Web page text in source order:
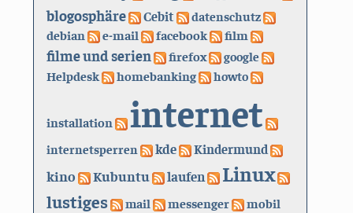
blogosphäre Cebit datenschutz
debian e-mail facebook film
filme und serien firefox
google
Helpdesk
homebanking howto
installation internet
internetsperren kde Kindermund
kino Kubuntu laufen Linux
lustiges mail messenger mobil